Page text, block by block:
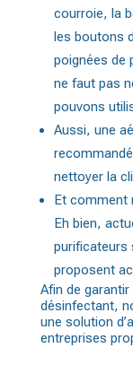
courroie, la
les boutons
poignées de
ne faut pas
pouvons
Aussi, une
nettoyer la
Et comment
Eh bien,
purificateurs
proposent
Afin de
désinfectant,
une solution
entreprises